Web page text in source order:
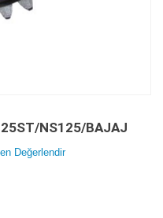
NS125/BAJAJ
Değerlendir